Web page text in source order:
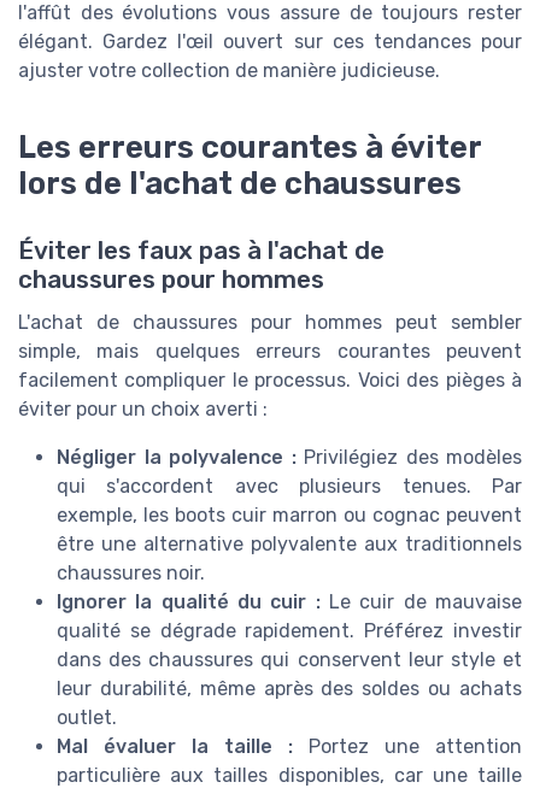
l'affût des évolutions vous assure de toujours rester
élégant. Gardez l'œil ouvert sur ces tendances pour
ajuster votre collection de manière judicieuse.
Les erreurs courantes à éviter
lors de l'achat de chaussures
Éviter les faux pas à l'achat de
chaussures pour hommes
L'achat de chaussures pour hommes peut sembler
simple, mais quelques erreurs courantes peuvent
facilement compliquer le processus. Voici des pièges à
éviter pour un choix averti :
Négliger la polyvalence :Privilégiez des modèles
qui s'accordent avec plusieurs tenues. Par
exemple, les boots cuir marron ou cognac peuvent
être une alternative polyvalente aux traditionnels
chaussures noir.
Ignorer la qualité du cuir :Le cuir de mauvaise
qualité se dégrade rapidement. Préférez investir
dans des chaussures qui conservent leur style et
leur durabilité, même après des soldes ou achats
outlet.
Mal évaluer la taille : Portez une attention
particulière aux tailles disponibles, car une taille